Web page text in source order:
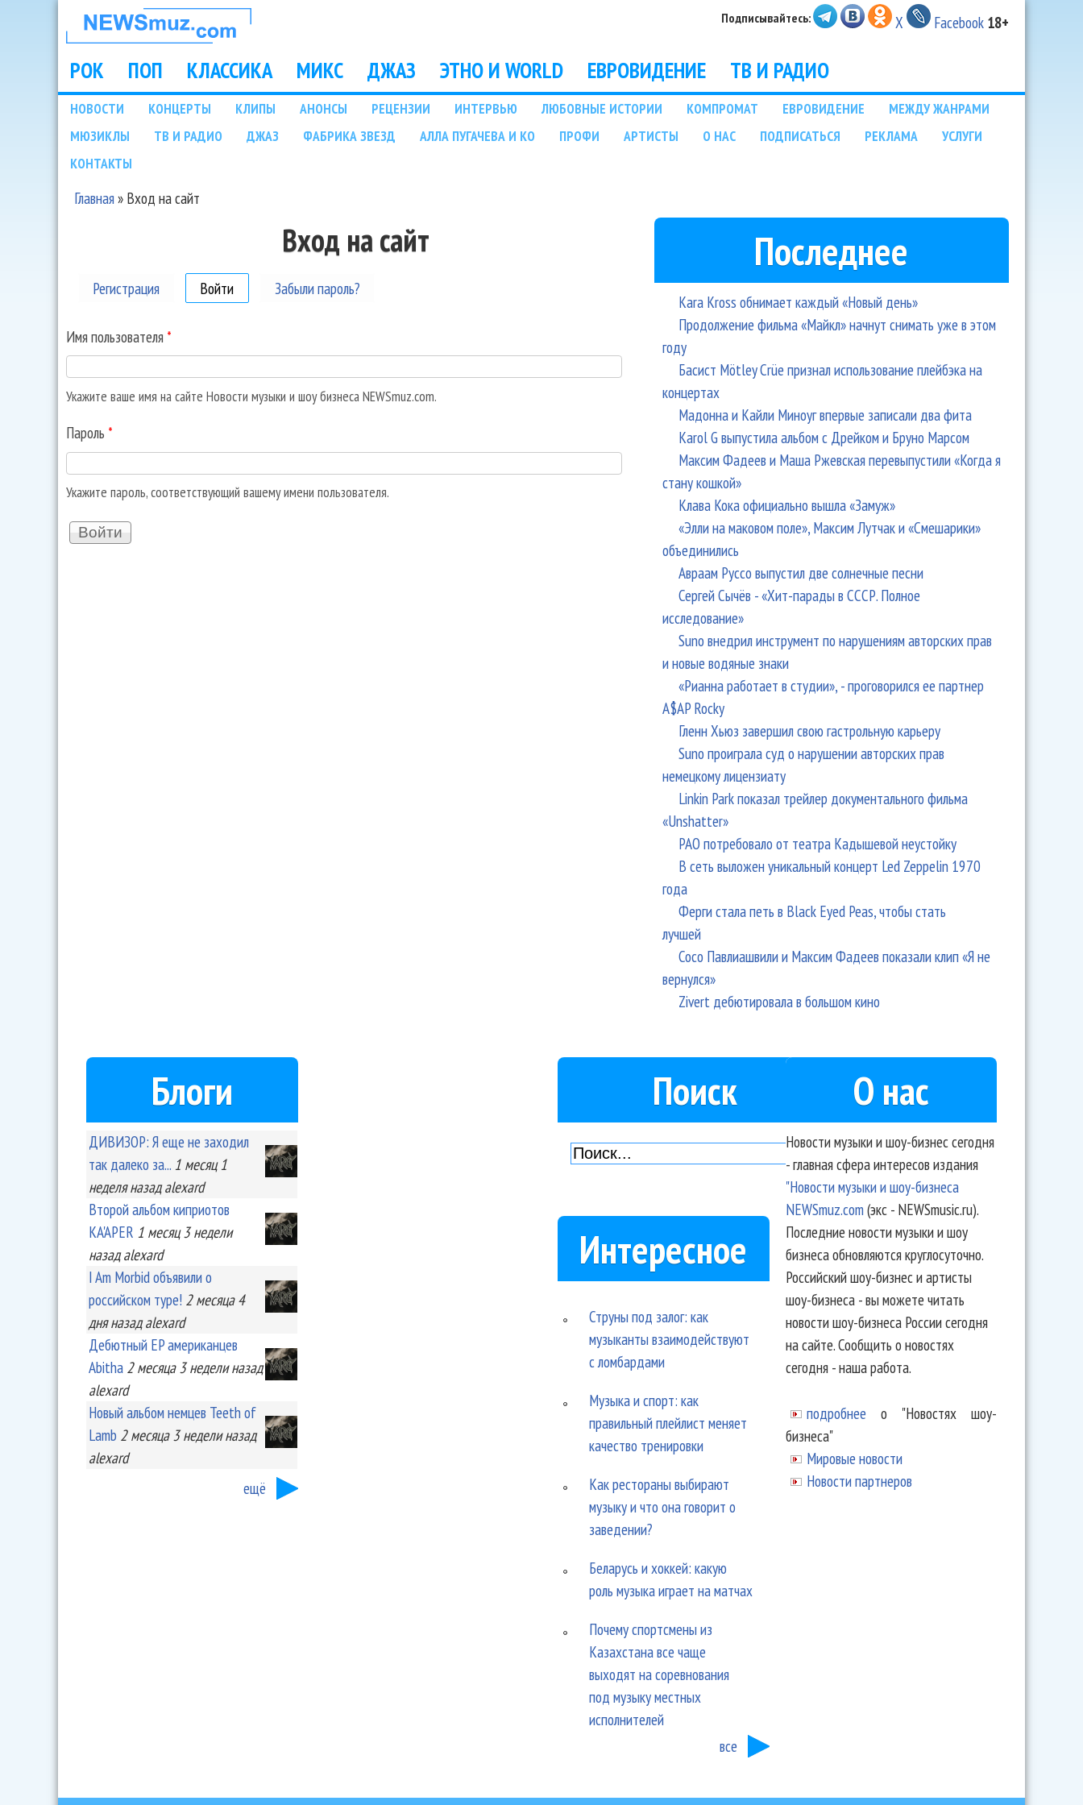
НОВОСТИ
МУЗЫКИ И
ШОУ БИЗНЕСА
NEWSMUZ.COM
Подписывайтесь: X Facebook 18+
Main menu
РОК ПОП КЛАССИКА МИКС ДЖАЗ ЭТНО И WORLD ЕВРОВИДЕНИЕ ТВ И РАДИО
Подразделы
НОВОСТИ КОНЦЕРТЫ КЛИПЫ АНОНСЫ РЕЦЕНЗИИ ИНТЕРВЬЮ ЛЮБОВНЫЕ ИСТОРИИ КОМПРОМАТ ЕВРОВИДЕНИЕ
МЕЖДУ ЖАНРАМИ
МЮЗИКЛЫ
ТВ И РАДИО ДЖАЗ ФАБРИКА ЗВЕЗД АЛЛА ПУГАЧЕВА И КО ПРОФИ АРТИСТЫ О НАС ПОДПИСАТЬСЯ РЕКЛАМА
УСЛУГИ
КОНТАКТЫ
Вы здесь
Главная» Вход на сайт
Вход на сайт
Регистрация Войти (активная вкладка)
Забыли пароль?
Имя пользователя *
Укажите ваше имя на сайте Новости музыки и шоу бизнеса NEWSmuz.com.
Пароль *
Укажите пароль, соответствующий вашему имени пользователя.
Последнее
Kara Kross обнимает каждый «Новый день»
Продолжение фильма «Майкл» начнут снимать уже в этом
году
Басист Mötley Crüe признал использование плейбэка на
концертах
Мадонна и Кайли Миноуг впервые записали два фита
Karol G выпустила альбом с Дрейком и Бруно Марсом
Максим Фадеев и Маша Ржевская перевыпустили «Когда я
стану кошкой»
Клава Кока официально вышла «Замуж»
«Элли на маковом поле», Максим Лутчак и «Смешарики»
объединились
Авраам Руссо выпустил две солнечные песни
Сергей Сычёв - «Хит-парады в СССР. Полное
исследование»
Suno внедрил инструмент по нарушениям авторских прав
и новые водяные знаки
«Рианна работает в студии», - проговорился ее партнер
A$AP Rocky
Гленн Хьюз завершил свою гастрольную карьеру
Suno проиграла суд о нарушении авторских прав
немецкому лицензиату
Linkin Park показал трейлер документального фильма
«Unshatter»
РАО потребовало от театра Кадышевой неустойку
В сеть выложен уникальный концерт Led Zeppelin 1970
года
Ферги стала петь в Black Eyed Peas, чтобы стать
лучшей
Сосо Павлиашвили и Максим Фадеев показали клип «Я не
вернулся»
Zivert дебютировала в большом кино
Блоги
ДИВИЗОР: Я еще не заходил
так далеко за... 1 месяц 1
неделяназад alexard
Второй альбом киприотов
KA'APER 1 месяц 3 недели
назад alexard
I Am Morbid объявили о
российском туре! 2 месяца 4
дняназад alexard
Дебютный EP американцев
Abitha 2 месяца 3 неделиназад
alexard
Новый альбом немцев Teeth of
Lamb 2 месяца 3 неделиназад
alexard
ещё
Поиск
Интересное
Струны под залог: как
музыканты взаимодействуют
с ломбардами
Музыка и спорт: как
правильный плейлист меняет
качество тренировки
Как рестораны выбирают
музыку и что она говорит о
заведении?
Беларусь и хоккей: какую
роль музыка играет на матчах
Почему спортсмены из
Казахстана все чаще
выходят на соревнования
под музыку местных
исполнителей
все
О нас
Новости музыки и шоу-бизнес сегодня
- главная сфера интересов издания
"Новости музыки и шоу-бизнеса
NEWSmuz.com(экс - NEWSmusic.ru).
Последние новости музыки и шоу
бизнеса обновляются круглосуточно.
Российский шоу-бизнес и артисты
шоу-бизнеса - вы можете читать
новости шоу-бизнеса России сегодня
на сайте. Сообщить о новостях
сегодня - наша работа.
подробнее о "Новостях шоу-
бизнеса"
Мировые новости
Новости партнеров